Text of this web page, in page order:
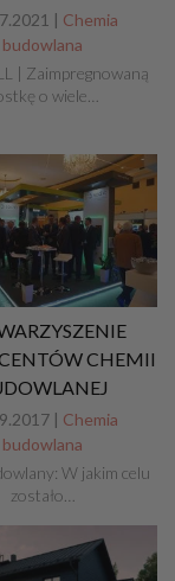
| Chemia
budowlana
| Zaimpregnowaną
o wiele…
CHEMII
| Chemia
budowlana
W jakim celu
zostało…